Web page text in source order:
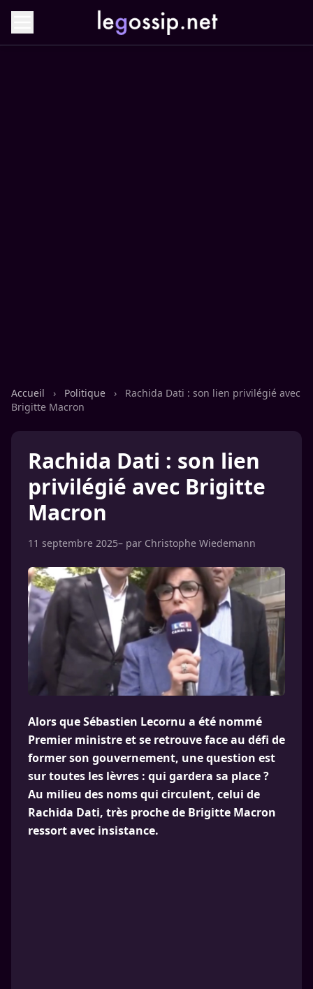
Accueil › Politique ›
Rachida Dati : son lien privilégié avec
Brigitte Macron
Rachida Dati : son lien
privilégié avec Brigitte
Macron
11 septembre 2025– par Christophe Wiedemann
Alors que Sébastien Lecornu a été nommé
Premier ministre et se retrouve face au défi de
former son gouvernement, une question est
sur toutes les lèvres : qui gardera sa place ?
Au milieu des noms qui circulent, celui de
Rachida Dati, très proche de Brigitte Macron
ressort avec insistance.